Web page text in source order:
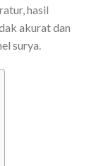
hasil
akurat dan
surya.